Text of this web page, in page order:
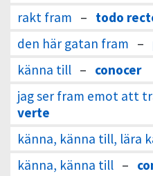
rakt fram – todo
den här gatan fram –
känna till – conocer
jag ser fram emot att
verte
känna, känna till, lära
känna, känna till –